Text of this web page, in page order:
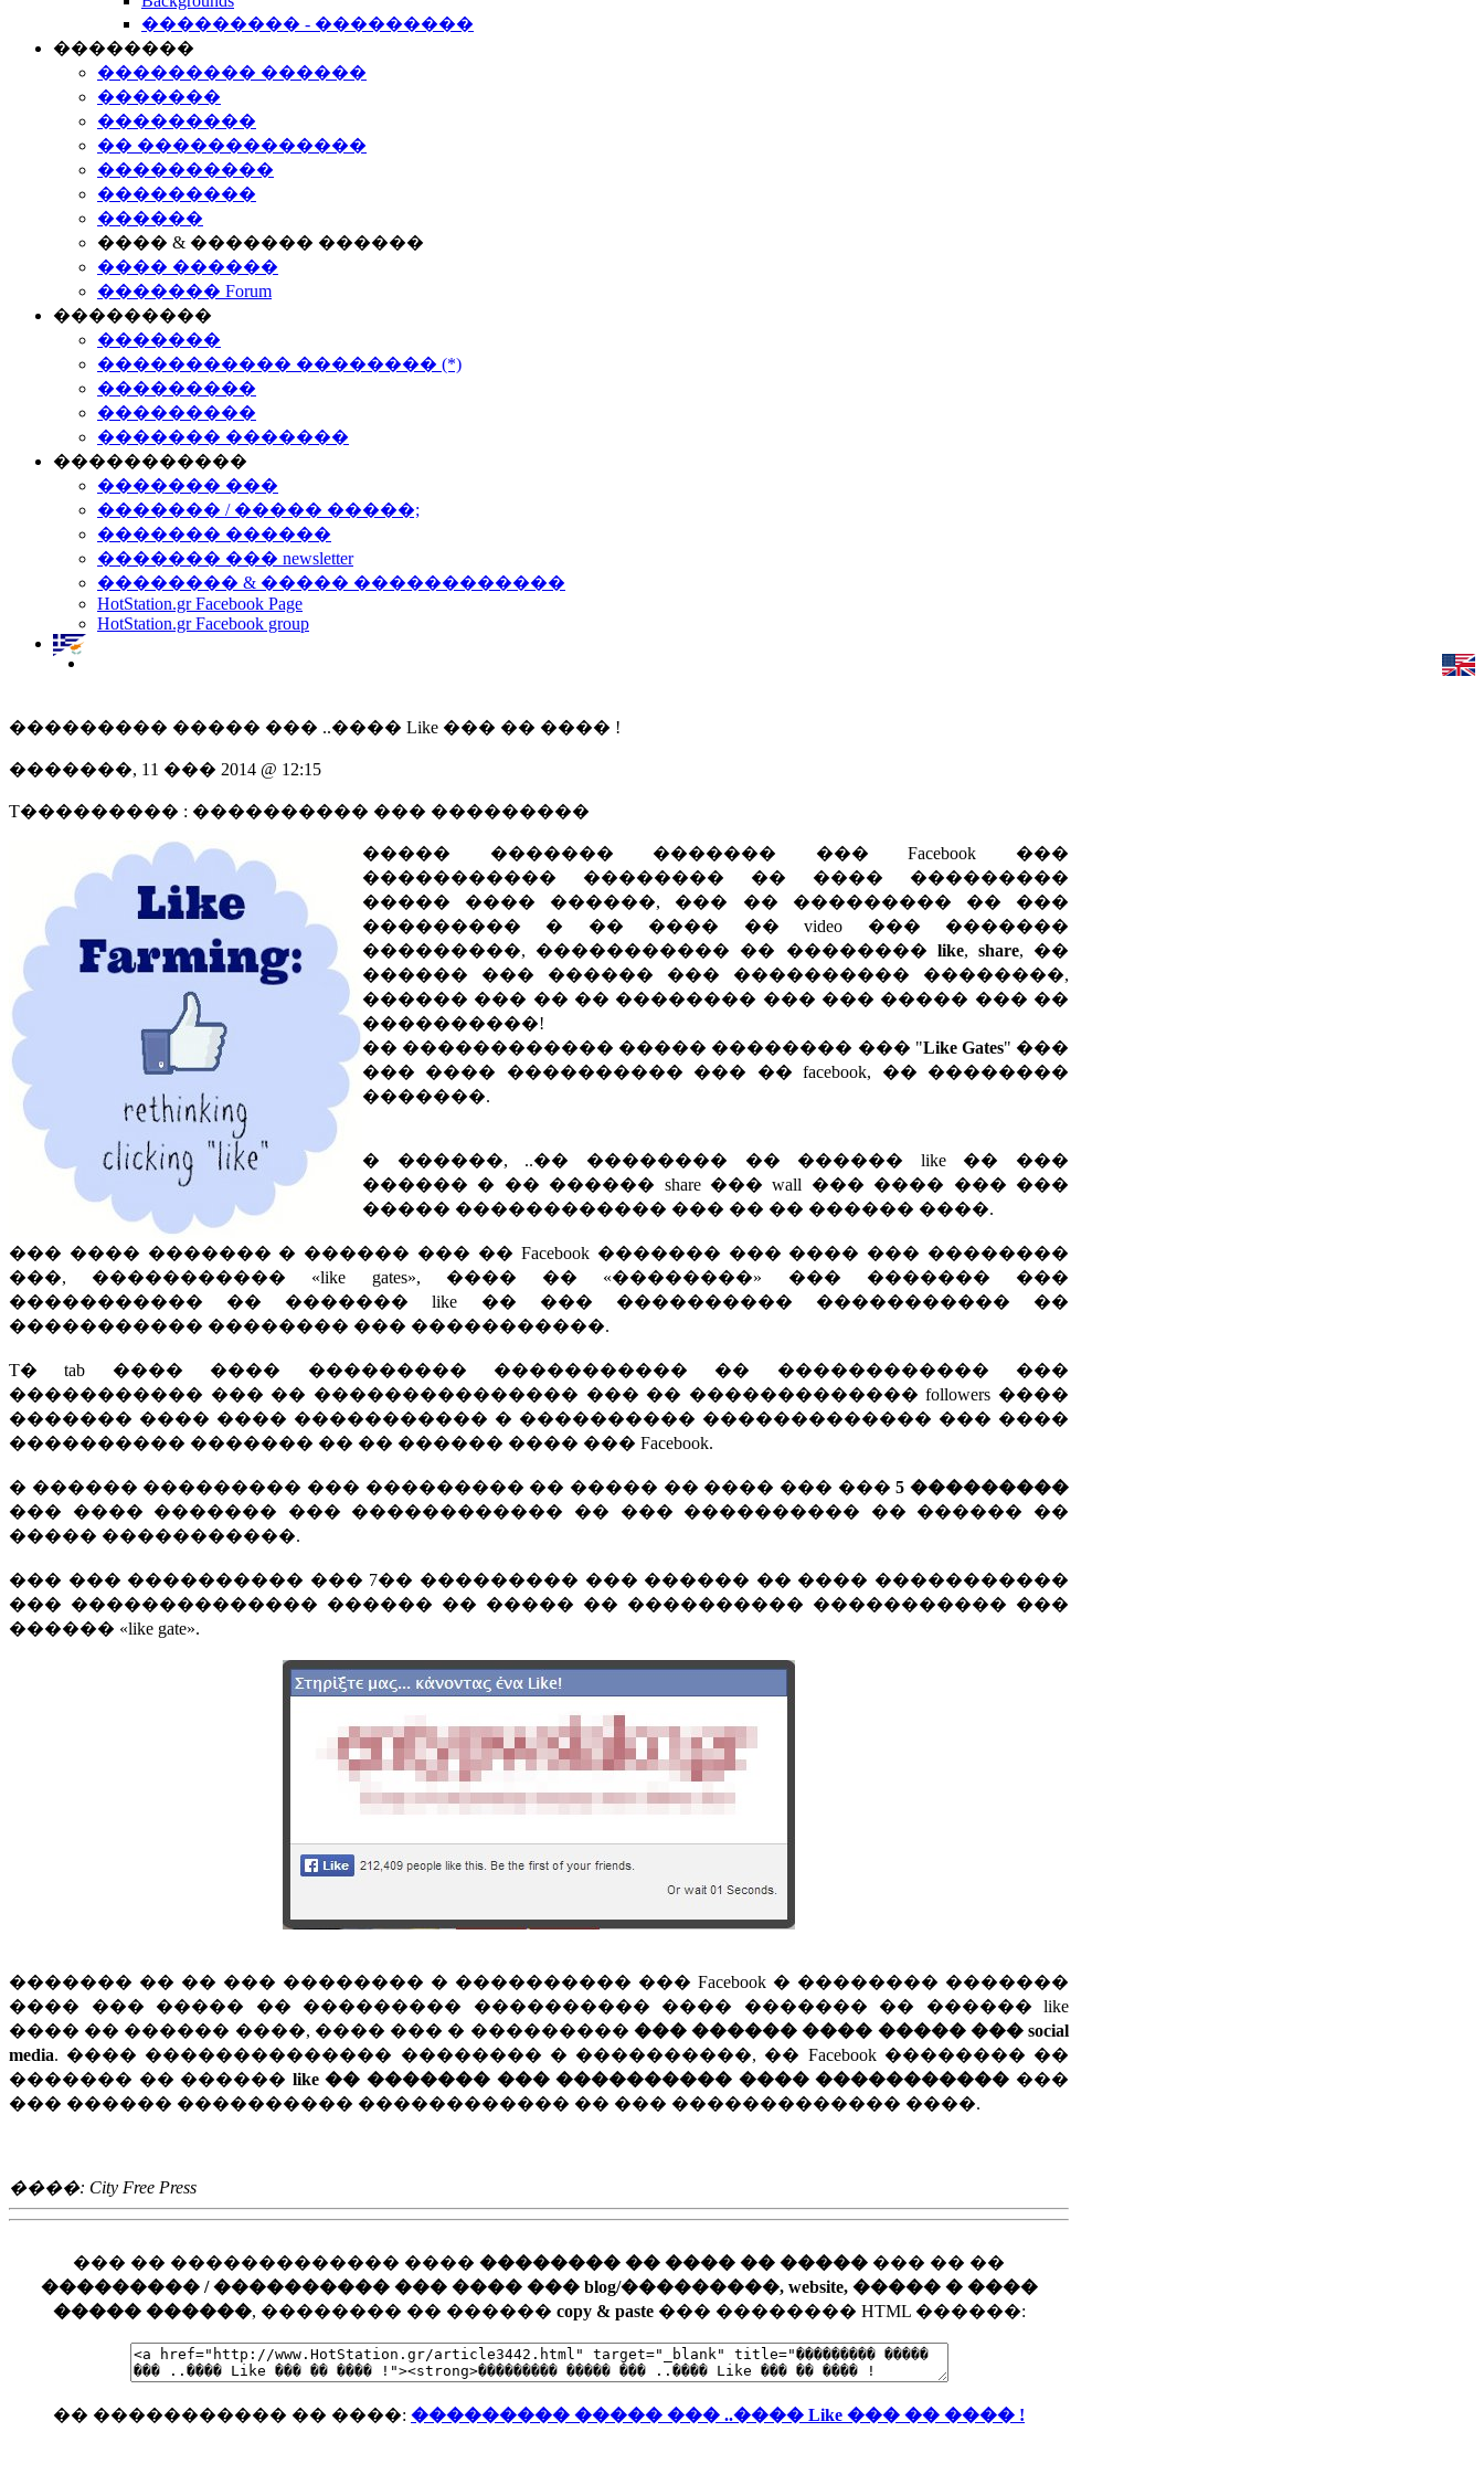
��������� - ���������
��������
��������� ������
�������
���������
�� �������������
����������
���������
������
���� & ������� ������
���� ������
������� Forum
���������
�������
����������� �������� (*)
���������
���������
������� �������
�����������
������� ���
������� / ����� �����;
������� ������
������� ��� newsletter
�������� & ����� ������������
HotStation.gr Facebook Page
HotStation.gr Facebook group
��������� ����� ��� ..���� Like ��� �� ���� !
�������, 11 ��� 2014 @ 12:15
T��������� : ���������� ��� ���������
����� ������� ������� ��� Facebook ���
����������� �������� �� ���� ���������
����� ���� ������, ��� �� ��������� �� ���
��������� � �� ���� �� video ��� �������
���������, ����������� �� �������� like, share, ��
������ ��� ������ ��� ���������� ��������,
������ ��� �� �� �������� ��� ��� ����� ��� ��
����������!
�� ������������ ����� �������� ��� "Like Gates" ���
��� ���� ���������� ��� �� facebook, �� ��������
�������.
� ������, ..�� �������� �� ������ like �� ���
������ � �� ������ share ��� wall ��� ���� ��� ���
����� ������������ ��� �� �� ������ ����.
��� ���� ������� � ������ ��� �� Facebook ������� ��� ���� ��� ��������
���, ����������� «like gates», ���� �� «��������» ��� ������� ���
����������� �� ������� like �� ��� ���������� ����������� ��
����������� �������� ��� �����������.
T� tab ���� ���� ��������� ����������� �� ������������ ���
����������� ��� �� ��������������� ��� �� ������������� followers ����
������� ���� ���� ����������� � ���������� ������������� ��� ����
���������� ������� �� �� ������ ���� ��� Facebook.
� ������ ��������� ��� ��������� �� ����� �� ���� ��� ���5 ���������
��� ���� ������� ��� ������������ �� ��� ���������� �� ������ ��
����� �����������.
��� ��� ���������� ��� 7�� ��������� ��� ������ �� ���� �����������
��� �������������� ������ �� ����� �� ���������� ����������� ���
������ «like gate».
������� �� �� ��� �������� � ���������� ��� Facebook � �������� �������
���� ��� ����� �� ��������� ���������� ���� ������� �� ������ like
���� �� ������ ����, ���� ��� � ��������� ��� ������ ���� ����� ��� social
media. ���� �������������� �������� � ����������, �� Facebook �������� ��
������� �� ������ like �� ������� ��� ���������� ���� ����������� ���
��� ������ ���������� ������������ �� ��� ������������� ����.
����: City Free Press
��� �� ������������� ���� �������� �� ���� �� ����� ��� �� ��
��������� / ���������� ��� ���� ��� blog/���������, website, ����� � ����
����� ������, �������� �� ������ copy & paste��� �������� HTML ������:
�� ����������� �� ����: ��������� ����� ��� ..���� Like ��� �� ���� !